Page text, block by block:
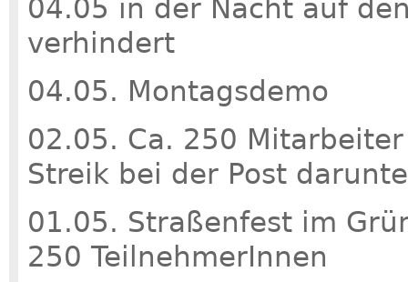
04.05 in der Nacht auf
verhindert
04.05. Montagsdemo
02.05. Ca. 250
Streik bei der Post
01.05. Straßenfest im
250 TeilnehmerInnen